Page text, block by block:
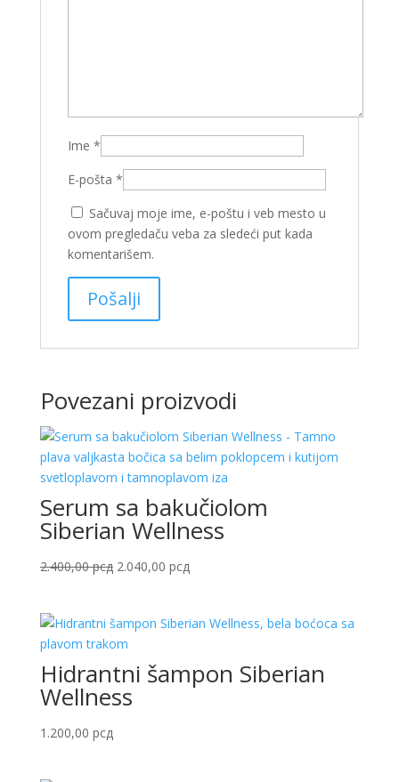
Ime *
E-pošta *
Sačuvaj moje ime, e-poštu i veb mesto u
ovom pregledaču veba za sledeći put kada
komentarišem.
Povezani proizvodi
Serum sa bakučiolom
Siberian Wellness
2.400,00рсд Originalna
bila:
2.400,00 рсд.
2.040,00 рсдTrenutna
2.040,00 рсд.
Hidrantni šampon Siberian
Wellness
1.200,00 рсд